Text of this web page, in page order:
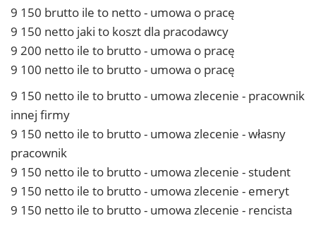
9 150 brutto ile to netto - umowa o pracę
9 150 netto jaki to koszt dla pracodawcy
9 200 netto ile to brutto - umowa o pracę
9 100 netto ile to brutto - umowa o pracę
9 150 netto ile to brutto - umowa zlecenie - pracownik
innej firmy
9 150 netto ile to brutto - umowa zlecenie - własny
pracownik
9 150 netto ile to brutto - umowa zlecenie - student
9 150 netto ile to brutto - umowa zlecenie - emeryt
9 150 netto ile to brutto - umowa zlecenie - rencista